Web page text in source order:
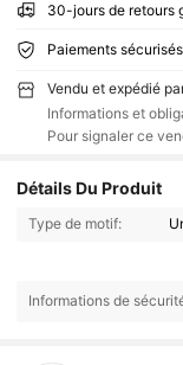
30-jours de retours
Paiements
Vendu et expédié
Informations et
Pour signaler ce
Détails Du Produit
Type de motif:
Informations de